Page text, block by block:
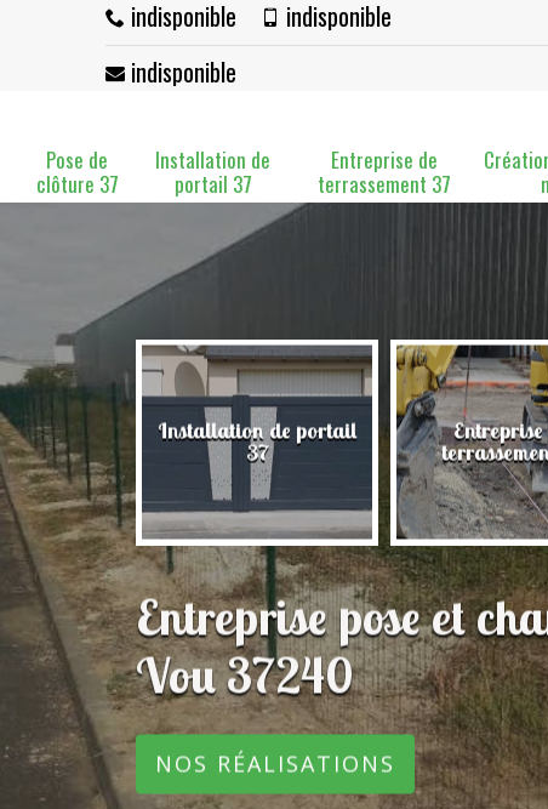
indisponible
indisponible
indisponible
Pose de
clôture 37
Installation de
portail 37
Entreprise de
terrassement 37
37 Installation de portail
37
Entreprise
Entreprise pose et
Vou 37240
NOS RÉALISATIONS